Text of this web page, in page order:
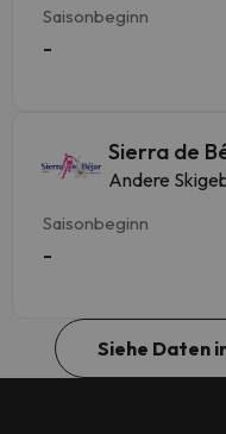
Saisonbeginn
-
Sierra de
Andere
Saisonbeginn
-
Siehe Daten